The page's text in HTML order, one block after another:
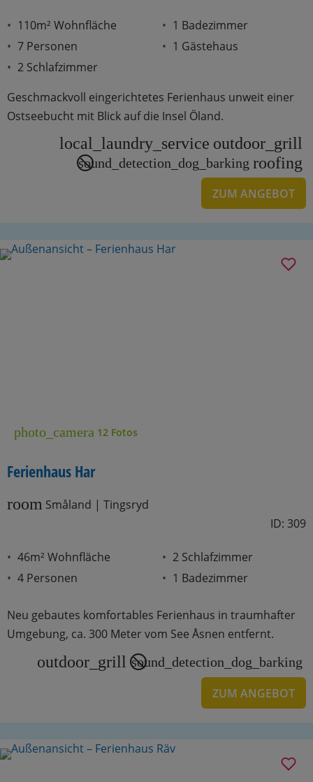
110m² Wohnfläche
7 Personen
2 Schlafzimmer
1 Badezimmer
1 Gästehaus
Geschmackvoll eingerichtetes Ferienhaus unweit einer
Ostseebucht mit Blick auf die Insel Öland.
local_laundry_service outdoor_grill
sound_detection_dog_barking roofing
ZUM ANGEBOT
photo_camera 12 Fotos
Ferienhaus Har
room Småland | Tingsryd
ID: 309
46m² Wohnfläche
4 Personen
2 Schlafzimmer
1 Badezimmer
Neu gebautes komfortables Ferienhaus in traumhafter
Umgebung, ca. 300 Meter vom See Åsnen entfernt.
outdoor_grill sound_detection_dog_barking
ZUM ANGEBOT